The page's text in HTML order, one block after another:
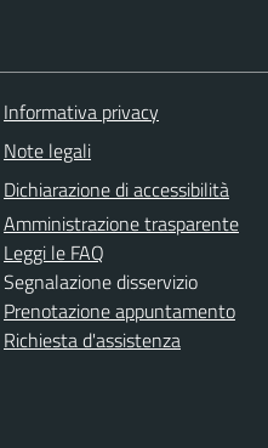
Informativa privacy
Note legali
Dichiarazione di accessibilità
Amministrazione trasparente
Leggi le FAQ
Segnalazione disservizio
Prenotazione appuntamento
Richiesta d'assistenza